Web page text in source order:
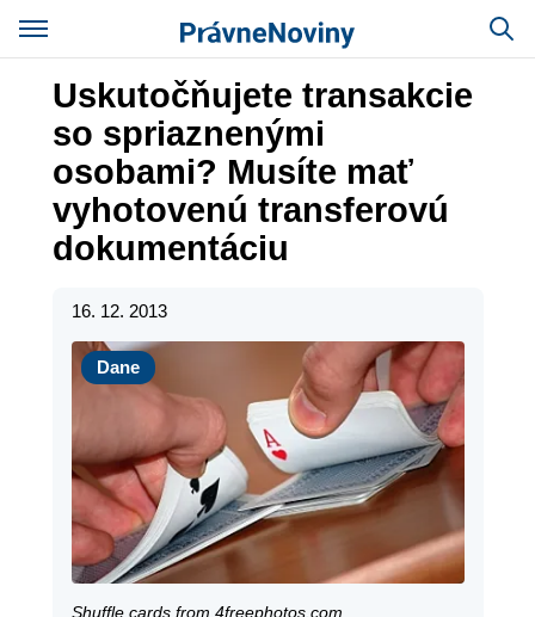
Uskutočňujete transakcie
so spriaznenými
osobami? Musíte mať
vyhotovenú transferovú
dokumentáciu
16. 12. 2013
Dane
Dane
Shuffle cards from 4freephotos.com